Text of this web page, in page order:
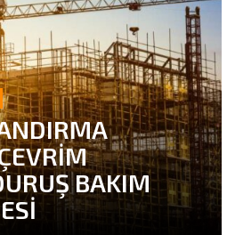
BAKIM